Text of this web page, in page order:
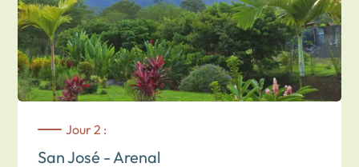
venir à votre rencontreet proposant uncadre agréable.
Jour 2 :
San José - Arenal